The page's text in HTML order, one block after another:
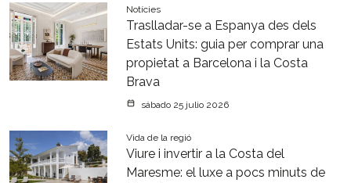
Notícies
Traslladar-se a Espanya des dels
Estats Units: guia per comprar una
propietat a Barcelona i la Costa
Brava
sábado 25 julio 2026
Vida de la regió
Viure i invertir a la Costa del
Maresme: el luxe a pocs minuts de